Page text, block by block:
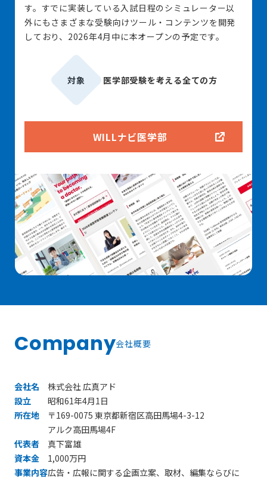
す。すでに実装している入試日程のシミュレーター以
外にもさまざまな受験向けツール・コンテンツを開発
しており、2026年4月中に本オープンの予定です。
対象 医学部受験を考える全ての方
WILLナビ医学部
Company会社概要
会社名
株式会社 広真アド
設立
昭和61年4月1日
所在地
〒169-0075 東京都新宿区高田馬場4-3-12
アルク高田馬場4F
代表者
真下富雄
資本金
1,000万円
事業内容広告・広報に関する企画立案、取材、編集ならびに